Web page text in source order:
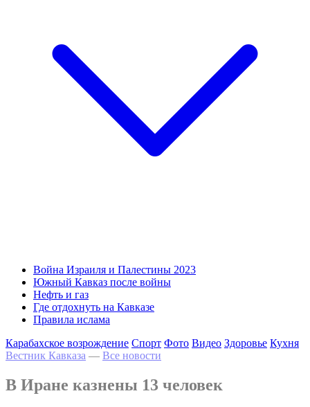
Война Израиля и Палестины 2023
Южный Кавказ после войны
Нефть и газ
Где отдохнуть на Кавказе
Правила ислама
Карабахское возрождение Спорт Фото Видео Здоровье Кухня
Вестник Кавказа — Все новости
В Иране казнены 13 человек